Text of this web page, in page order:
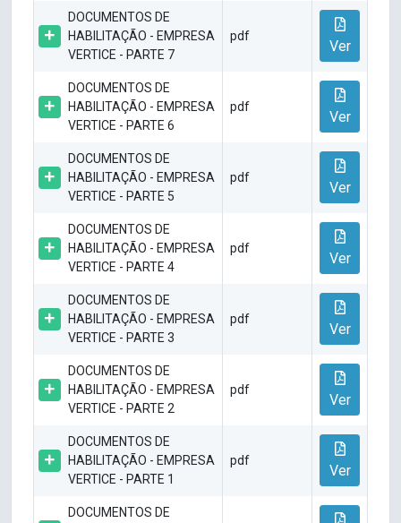
DOCUMENTOS DE
HABILITAÇÃO - EMPRESA
VERTICE - PARTE 7
pdf
Ver
DOCUMENTOS DE
HABILITAÇÃO - EMPRESA
VERTICE - PARTE 6
pdf
Ver
DOCUMENTOS DE
HABILITAÇÃO - EMPRESA
VERTICE - PARTE 5
pdf
Ver
DOCUMENTOS DE
HABILITAÇÃO - EMPRESA
VERTICE - PARTE 4
pdf
Ver
DOCUMENTOS DE
HABILITAÇÃO - EMPRESA
VERTICE - PARTE 3
pdf
Ver
DOCUMENTOS DE
HABILITAÇÃO - EMPRESA
VERTICE - PARTE 2
pdf
Ver
DOCUMENTOS DE
HABILITAÇÃO - EMPRESA
VERTICE - PARTE 1
pdf
Ver
DOCUMENTOS DE